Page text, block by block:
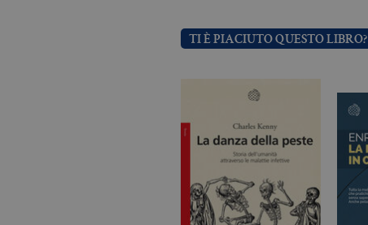
TI È PIACIUTO QUESTO LIBRO?
Nome Dominio